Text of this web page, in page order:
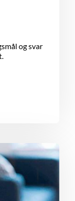
og svar